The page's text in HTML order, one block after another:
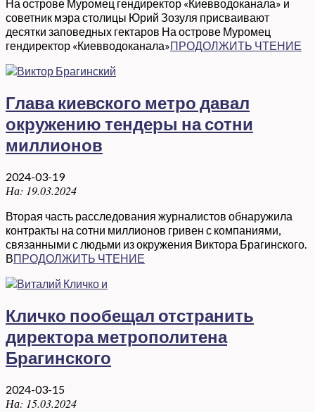
На острове Муромец гендиректор «Киевводоканала» и
советник мэра столицы Юрий Зозуля присваивают
десятки заповедных гектаров На острове Муромец
гендиректор «Киевводоканала»ПРОДОЛЖИТЬ ЧТЕНИЕ
Глава киевского метро давал
окружению тендеры на сотни
миллионов
2024-03-19
На: 19.03.2024
Вторая часть расследования журналистов обнаружила
контракты на сотни миллионов гривен с компаниями,
связанными с людьми из окружения Виктора Брагинского.
ВПРОДОЛЖИТЬ ЧТЕНИЕ
Кличко пообещал отстранить
директора метрополитена
Брагинского
2024-03-15
На: 15.03.2024